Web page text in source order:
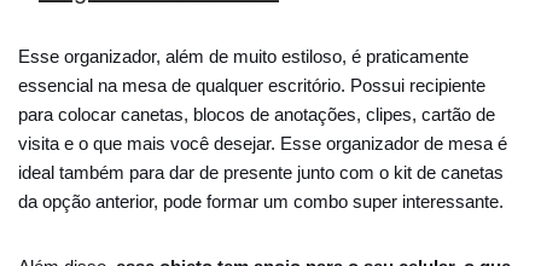
Esse organizador, além de muito estiloso, é praticamente
essencial na mesa de qualquer escritório. Possui recipiente
para colocar canetas, blocos de anotações, clipes, cartão de
visita e o que mais você desejar. Esse organizador de mesa é
ideal também para dar de presente junto com o kit de canetas
da opção anterior, pode formar um combo super interessante.